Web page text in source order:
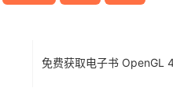
免费获取电子书 OpenGL